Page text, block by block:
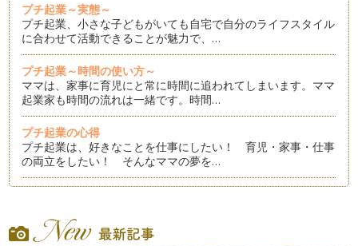
プチ起業～実態～
プチ起業、小さな子どもがいても自宅で自分のライフスタイル
に合わせて活動できることが魅力で、…
プチ起業～時間の使い方～
ママは、家事に育児にと常に時間に追われてしまいます。ママ
起業家も時間の流れは一緒です。時間…
プチ起業の心得
プチ起業は、好きなことを仕事にしたい！ 育児・家事・仕事
の両立をしたい！ そんなママの夢を…
ターゲットが決まったらオリジナルメ…